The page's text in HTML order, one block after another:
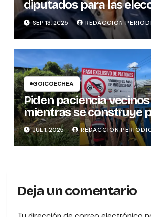
diputados para las
febrero de 2026
SEP 13, 2025 REDACCION
GOICOECHEA
Piden paciencia vecinos
mientras se construye
JUL 1, 2025 REDACCION
Deja un comentario